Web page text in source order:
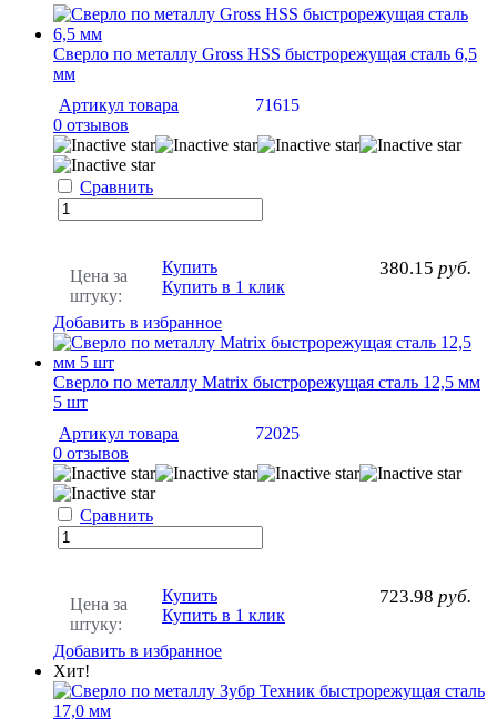
Сверло по металлу Gross HSS быстрорежущая сталь 6,5
мм
Артикул товара
71615
0 отзывов
Сравнить
Цена за
штуку:
380.15 руб.
Купить
Купить в 1 клик
Добавить в избранное
Сверло по металлу Matrix быстрорежущая сталь 12,5 мм
5 шт
Артикул товара
72025
0 отзывов
Сравнить
Цена за
штуку:
723.98 руб.
Купить
Купить в 1 клик
Добавить в избранное
Хит!